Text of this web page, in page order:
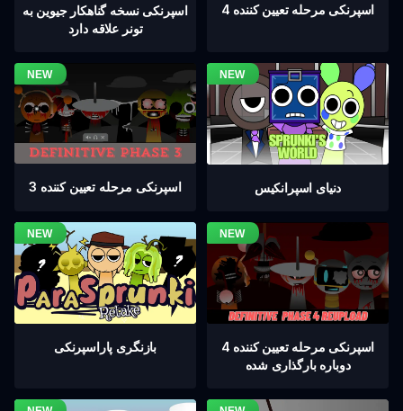
اسپرنکی نسخه گناهکار جیوین به
تونر علاقه دارد
اسپرنکی مرحله تعیین کننده 4
اسپرنکی مرحله تعیین کننده 3 دنیای اسپرانکیس
بازنگری پاراسپرنکی
اسپرنکی مرحله تعیین کننده 4
دوباره بارگذاری شده